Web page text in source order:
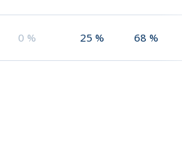
0 % 25 % 68 %